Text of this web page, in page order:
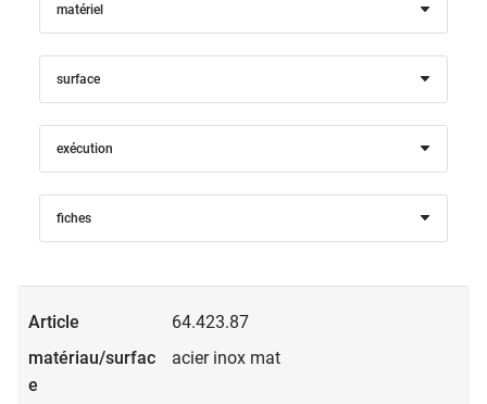
matériel
surface
exécution
fiches
64.423.87
acier inox mat